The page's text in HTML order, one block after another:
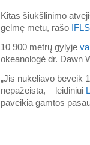
Kitas šiukšlinimo
gelmę metu, rašo
10 900 metrų gylyje
okeanologė dr. Dawn
„Jis nukeliavo beveik
nepažeista, – leidiniui
paveikia gamtos